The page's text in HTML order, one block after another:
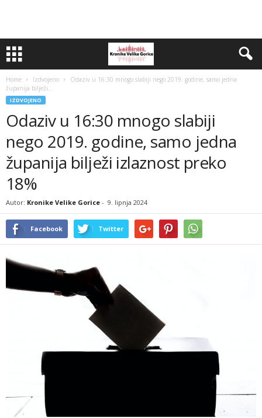
Home Izdvojeno
Odaziv u 16:30 mnogo slabiji nego 2019. godine, samo jedna
županija bilježi...
IZDVOJENO
Odaziv u 16:30 mnogo slabiji
nego 2019. godine, samo jedna
županija bilježi izlaznost preko
18%
Autor: Kronike Velike Gorice - 9. lipnja 2024
Facebook Twitter